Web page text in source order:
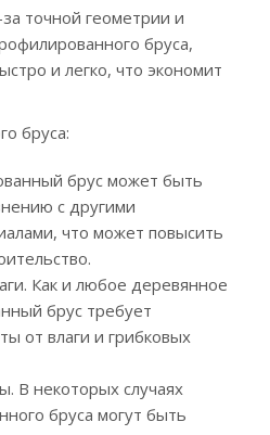
точной геометрии и
бруса,
и легко, что экономит
бруса:
брус может быть
с другими
что может повысить
Как и любое деревянное
брус требует
от влаги и грибковых
В некоторых случаях
бруса могут быть